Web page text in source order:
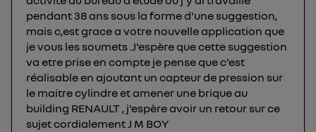
pendant 38 ans sous la forme d'une suggestion,
mais c,est grace a votre nouvelle application que
je vous les soumets .J'espère que cette suggestion
va etre prise en compte je pense que c'est
réalisable en ajoutant un capteur de pression sur
le maitre cylindre et amener une brique au
building RENAULT , j'espère avoir un retour sur ce
sujet cordialement J M BOY